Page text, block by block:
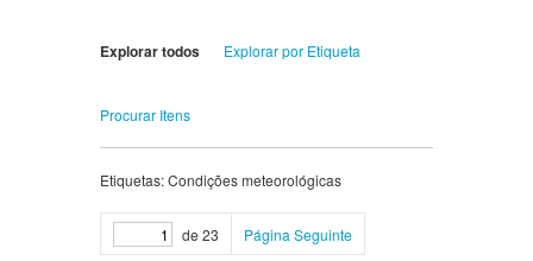
Explorar todos Explorar por Etiqueta
Procurar Itens
Etiquetas: Condições meteorológicas
de 23 Página Seguinte